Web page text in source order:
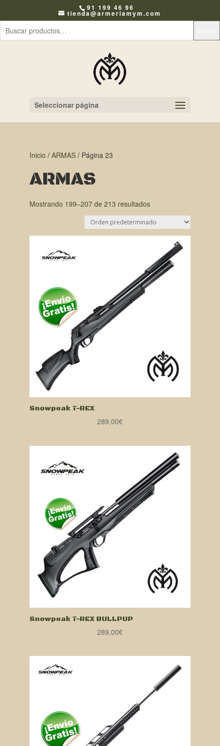
91 199 46 96
tienda@armeriamym.com
Seleccionar página
Inicio / ARMAS/ Página 23
ARMAS
Mostrando 199–207 de 213 resultados
Snowpeak T-REX
289,00€
Snowpeak T-REX BULLPUP
289,00€